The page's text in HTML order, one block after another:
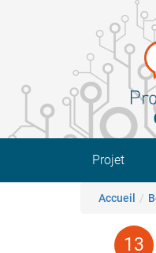
Main
Projet
Fil
Accueil